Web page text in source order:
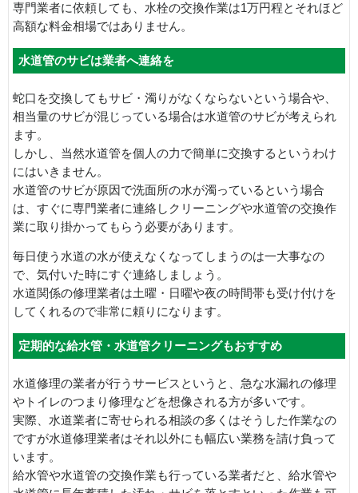
専門業者に依頼しても、水栓の交換作業は1万円程とそれほど
高額な料金相場ではありません。
水道管のサビは業者へ連絡を
蛇口を交換してもサビ・濁りがなくならないという場合や、
相当量のサビが混じっている場合は水道管のサビが考えられ
ます。
しかし、当然水道管を個人の力で簡単に交換するというわけ
にはいきません。
水道管のサビが原因で洗面所の水が濁っているという場合
は、すぐに専門業者に連絡しクリーニングや水道管の交換作
業に取り掛かってもらう必要があります。
毎日使う水道の水が使えなくなってしまうのは一大事なの
で、気付いた時にすぐ連絡しましょう。
水道関係の修理業者は土曜・日曜や夜の時間帯も受け付けを
してくれるので非常に頼りになります。
定期的な給水管・水道管クリーニングもおすすめ
水道修理の業者が行うサービスというと、急な水漏れの修理
やトイレのつまり修理などを想像される方が多いです。
実際、水道業者に寄せられる相談の多くはそうした作業なの
ですが水道修理業者はそれ以外にも幅広い業務を請け負って
います。
給水管や水道管の交換作業も行っている業者だと、給水管や